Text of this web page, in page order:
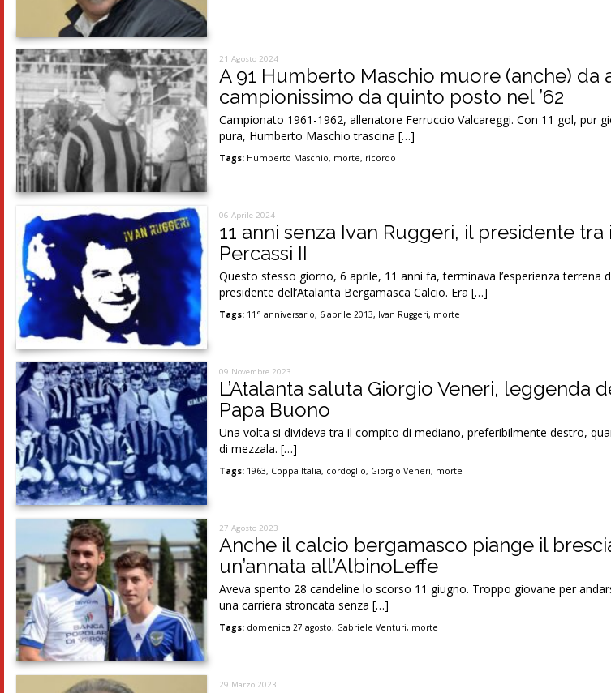
21 Agosto 2024
A 91 Humberto Maschio muore (anche) da
campionissimo da quinto posto nel ’62
Campionato 1961-1962, allenatore Ferruccio Valcareggi. Con 11 gol, pur
pura, Humberto Maschio trascina […]
Tags: Humberto Maschio, morte, ricordo
06 Aprile 2024
11 anni senza Ivan Ruggeri, il presidente tra
Percassi II
Questo stesso giorno, 6 aprile, 11 anni fa, terminava l’esperienza terrena
presidente dell’Atalanta Bergamasca Calcio. Era […]
Tags: 11° anniversario, 6 aprile 2013, Ivan Ruggeri, morte
09 Novembre 2023
L’Atalanta saluta Giorgio Veneri, leggenda
Papa Buono
Una volta si divideva tra il compito di mediano, preferibilmente destro,
di mezzala. […]
Tags: 1963, Coppa Italia, cordoglio, Giorgio Veneri, morte
27 Agosto 2023
Anche il calcio bergamasco piange il
un’annata all’AlbinoLeffe
Aveva spento 28 candeline lo scorso 11 giugno. Troppo giovane per
una carriera stroncata senza […]
Tags: domenica 27 agosto, Gabriele Venturi, morte
29 Marzo 2023